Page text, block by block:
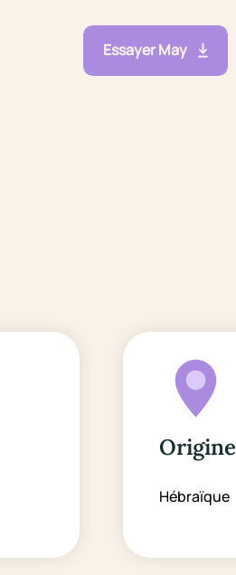
Essayer May
Origine
Hébraïque